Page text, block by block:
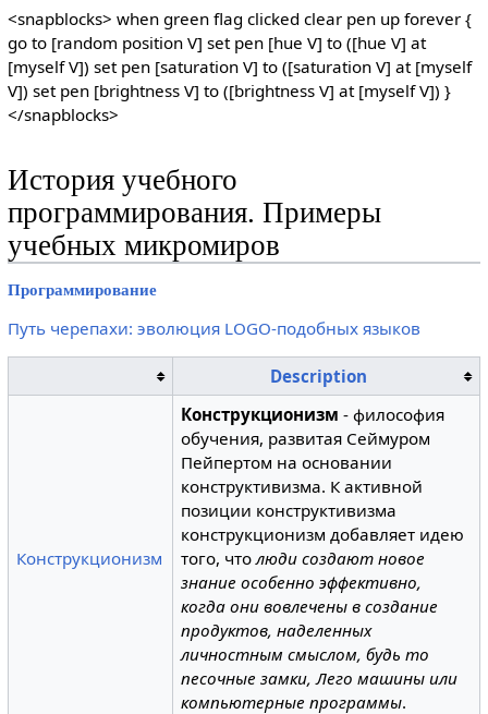
<snapblocks> when green flag clicked clear pen up forever {
go to [random position V] set pen [hue V] to ([hue V] at
[myself V]) set pen [saturation V] to ([saturation V] at [myself
V]) set pen [brightness V] to ([brightness V] at [myself V]) }
</snapblocks>
История учебного
программирования. Примеры
учебных микромиров
Программирование
Путь черепахи: эволюция LOGO-подобных языков
Description
Конструкционизм
Конструкционизм - философия
обучения, развитая Сеймуром
Пейпертом на основании
конструктивизма. К активной
позиции конструктивизма
конструкционизм добавляет идею
того, чтолюди создают новое
знание особенно эффективно,
когда они вовлечены в создание
продуктов, наделенных
личностным смыслом, будь то
песочные замки, Лего машины или
компьютерные программы.